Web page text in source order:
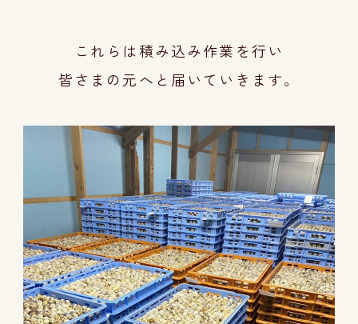
これらは積み込み作業を行い
皆さまの元へと届 いていきます。